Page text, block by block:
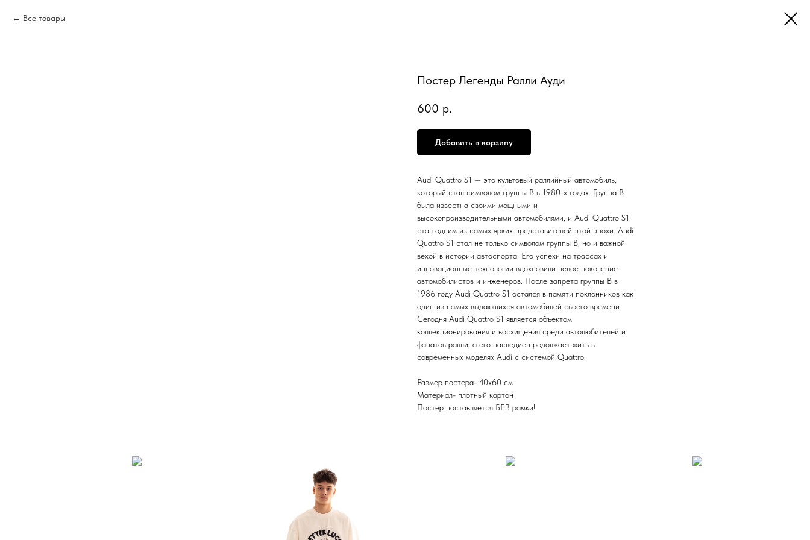
Все товары
Постер Легенды Ралли Ауди
600 р.
Добавить в корзину
Audi Quattro S1 — это культовый раллийный автомобиль,
который стал символом группы B в 1980-х годах. Группа B
была известна своими мощными и
высокопроизводительными автомобилями, и Audi Quattro S1
стал одним из самых ярких представителей этой эпохи. Audi
Quattro S1 стал не только символом группы B, но и важной
вехой в истории автоспорта. Его успехи на трассах и
инновационные технологии вдохновили целое поколение
автомобилистов и инженеров. После запрета группы B в
1986 году Audi Quattro S1 остался в памяти поклонников как
один из самых выдающихся автомобилей своего времени.
Сегодня Audi Quattro S1 является объектом
коллекционирования и восхищения среди автолюбителей и
фанатов ралли, а его наследие продолжает жить в
современных моделях Audi с системой Quattro.
Размер постера- 40x60 см
Материал- плотный картон
Постер поставляется БЕЗ рамки!